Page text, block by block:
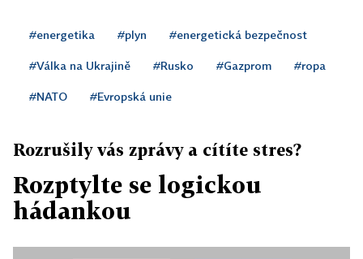
#energetika #plyn #energetická bezpečnost
#Válka na Ukrajině #Rusko #Gazprom #ropa
#NATO #Evropská unie
Rozrušily vás zprávy a cítíte stres?
Rozptylte se logickou
hádankou